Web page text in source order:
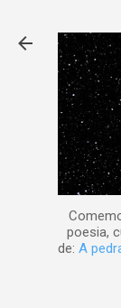
poesia,
de: A